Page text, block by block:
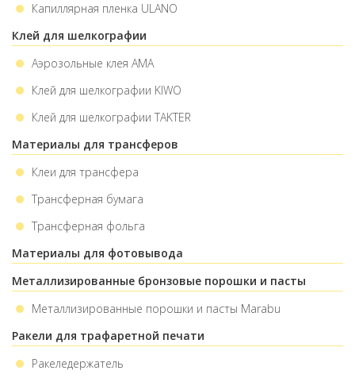
Капиллярная пленка ULANO
Клей для шелкографии
Аэрозольные клея АМА
Клей для шелкографии KIWO
Клей для шелкографии TAKTER
Материалы для трансферов
Клеи для трансфера
Трансферная бумага
Трансферная фольга
Материалы для фотовывода
Металлизированные бронзовые порошки и пасты
Металлизированные порошки и пасты Marabu
Ракели для трафаретной печати
Ракеледержатель